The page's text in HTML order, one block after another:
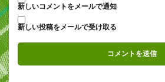
新しいコメントをメールで通知
新しい投稿をメールで受け取る